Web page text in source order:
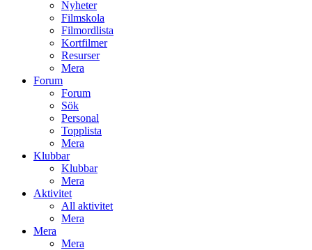
Nyheter
Filmskola
Filmordlista
Kortfilmer
Resurser
Mera
Forum
Forum
Sök
Personal
Topplista
Mera
Klubbar
Klubbar
Mera
Aktivitet
All aktivitet
Mera
Mera
Mera